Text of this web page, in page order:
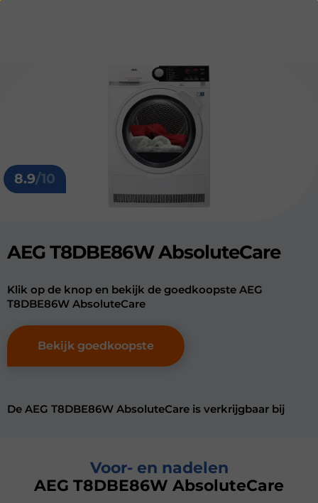
8.9/10
AEG T8DBE86W AbsoluteCare
Klik op de knop en bekijk de goedkoopste AEG
T8DBE86W AbsoluteCare
Bekijk goedkoopste
De AEG T8DBE86W AbsoluteCare is verkrijgbaar bij
Voor- en nadelen
AEG T8DBE86W AbsoluteCare